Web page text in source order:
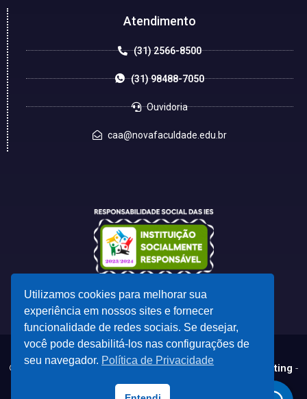
Atendimento
(31) 2566-8500
(31) 98488-7050
Ouvidoria
caa@novafaculdade.edu.br
© 2023 - Desenvolvido porCSC - Comunicação e Marketing -
Todas as marcas registradas e direitos autorais pertencem aos seus
Utilizamos cookies para melhorar sua
experiência em nossos sites e fornecer
funcionalidade de redes sociais. Se desejar,
você pode desabilitá-los nas configurações de
seu navegador. Política de Privacidade